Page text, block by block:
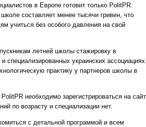
в Европе готовит только PolitPR.
составляет менее тысячи гривен, что
учиться без особого давления на свой
летней школы стажировку в
специализированных украинских
практику у партнеров школы в
необходимо зарегистрироваться на
по возрасту и специализации нет.
с детальной программой и всем